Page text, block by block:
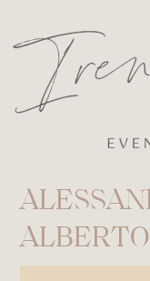
ALBERTO